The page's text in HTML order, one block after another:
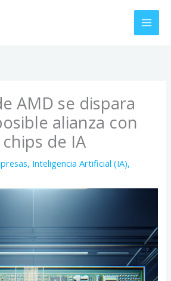
AMD se dispara
alianza con
de IA
, Inteligencia Artificial (IA),